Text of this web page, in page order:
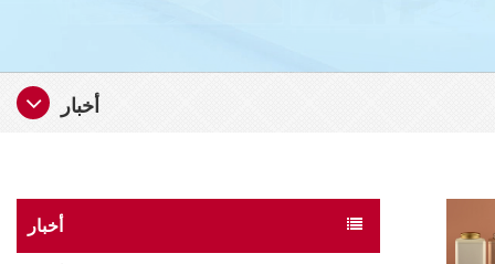
أخبار
أخبار